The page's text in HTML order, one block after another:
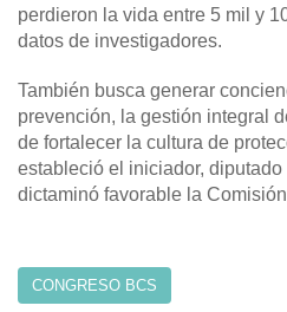
perdieron la vida entre 5 mil y
datos de investigadores.
También busca generar
prevención, la gestión integral
de fortalecer la cultura de
estableció el iniciador,
dictaminó favorable la
CONGRESO BCS